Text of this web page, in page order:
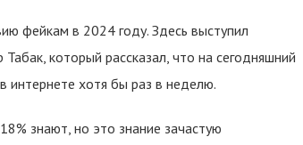
фейкам в 2024 году. Здесь выступил
который рассказал, что на сегодняшний
интернете хотя бы раз в неделю.
знают, но это знание зачастую